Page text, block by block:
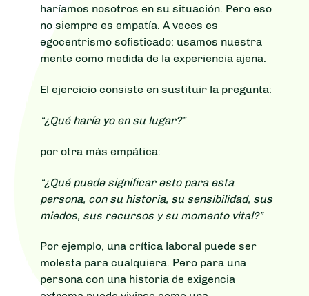
haríamos nosotros en su situación. Pero eso
no siempre es empatía. A veces es
egocentrismo sofisticado: usamos nuestra
mente como medida de la experiencia ajena.
El ejercicio consiste en sustituir la pregunta:
“¿Qué haría yo en su lugar?”
por otra más empática:
“¿Qué puede significar esto para esta
persona, con su historia, su sensibilidad, sus
miedos, sus recursos y su momento vital?”
Por ejemplo, una crítica laboral puede ser
molesta para cualquiera. Pero para una
persona con una historia de exigencia